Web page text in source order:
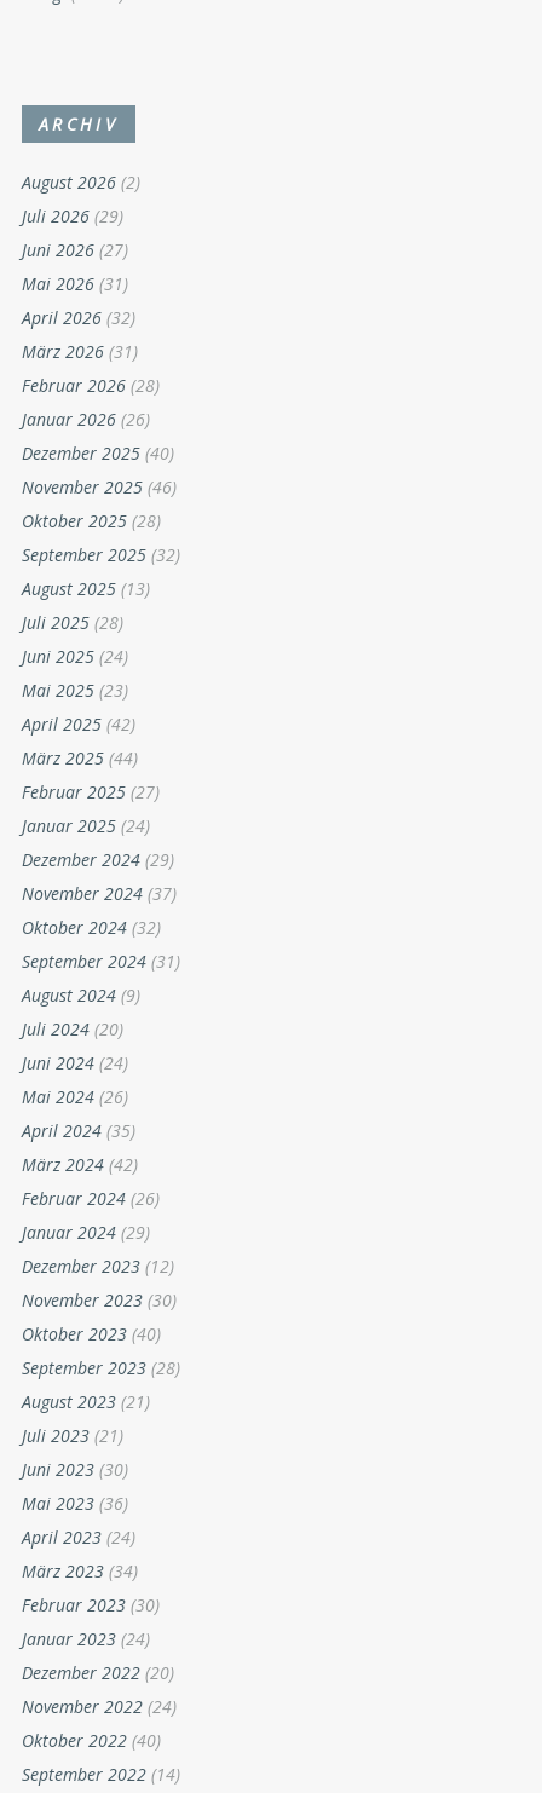
ARCHIV
August 2026 (2)
Juli 2026 (29)
Juni 2026 (27)
Mai 2026 (31)
April 2026 (32)
März 2026 (31)
Februar 2026 (28)
Januar 2026 (26)
Dezember 2025 (40)
November 2025 (46)
Oktober 2025 (28)
September 2025 (32)
August 2025 (13)
Juli 2025 (28)
Juni 2025 (24)
Mai 2025 (23)
April 2025 (42)
März 2025 (44)
Februar 2025 (27)
Januar 2025 (24)
Dezember 2024 (29)
November 2024 (37)
Oktober 2024 (32)
September 2024 (31)
August 2024 (9)
Juli 2024 (20)
Juni 2024 (24)
Mai 2024 (26)
April 2024 (35)
März 2024 (42)
Februar 2024 (26)
Januar 2024 (29)
Dezember 2023 (12)
November 2023 (30)
Oktober 2023 (40)
September 2023 (28)
August 2023 (21)
Juli 2023 (21)
Juni 2023 (30)
Mai 2023 (36)
April 2023 (24)
März 2023 (34)
Februar 2023 (30)
Januar 2023 (24)
Dezember 2022 (20)
November 2022 (24)
Oktober 2022 (40)
September 2022 (14)